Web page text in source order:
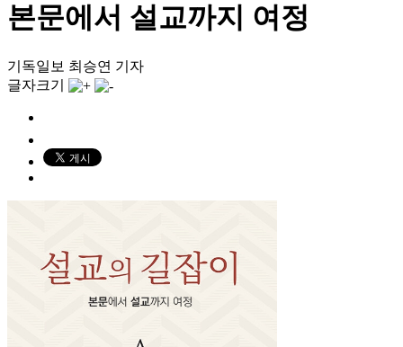
본문에서 설교까지 여정
기독일보 최승연 기자
글자크기